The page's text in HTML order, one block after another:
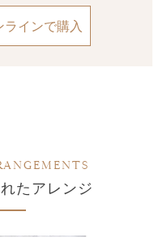
インで購入
たアレンジ